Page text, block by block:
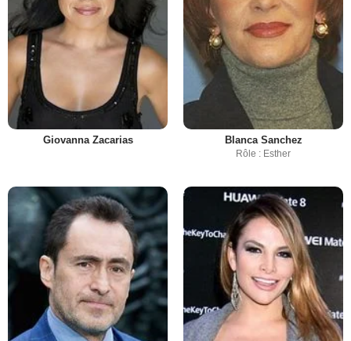
Giovanna Zacarias Blanca Sanchez
Rôle : Esther